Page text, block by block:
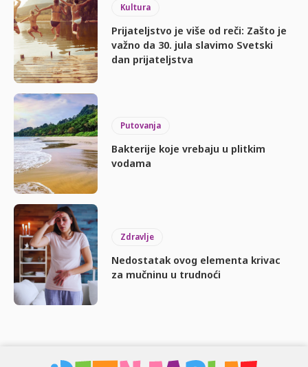
Kultura
Prijateljstvo je više od reči: Zašto je
važno da 30. jula slavimo Svetski
dan prijateljstva
Putovanja
Bakterije koje vrebaju u plitkim
vodama
Zdravlje
Nedostatak ovog elementa krivac
za mučninu u trudnoći